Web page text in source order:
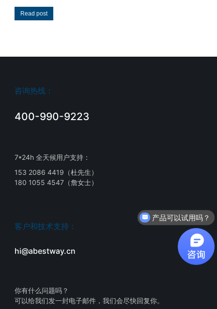
Read post
咨询热线：
400-990-9223
7*24h 全天候用户支持：
153 2086 4419（杜先生）
180 1055 4547（詹女士）
客户和技术支持：
hi@abestway.cn
你有什么问题吗？
可以给我们发一封电子邮件，我们会尽快回复你。
产品可以试用吗？